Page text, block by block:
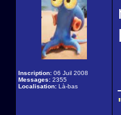
Inscription: 06 Juil 2008
Messages: 2355
Localisation: Là-bas